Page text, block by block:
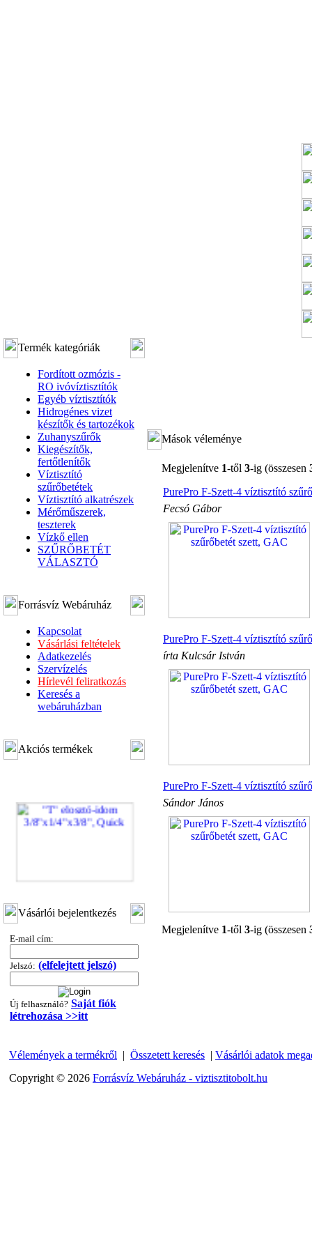
Termék kategóriák
Fordított ozmózis -
RO ivóvíztisztítók
Egyéb víztisztítók
Hidrogénes vizet
készítők és tartozékok
Zuhanyszűrők
Kiegészítők,
fertőtlenítők
Víztisztító
szűrőbetétek
Víztisztító alkatrészek
Mérőműszerek,
teszterek
Vízkő ellen
SZŰRŐBETÉT
VÁLASZTÓ
Forrásvíz Webáruház
Kapcsolat
Vásárlási feltételek
Adatkezelés
Szervízelés
Hírlevél feliratkozás
Keresés a
webáruházban
Akciós termékek
3/8"x1/4"x3/8", Quick
320,-Ft
---------
"T" elosztó-idom
Vásárlói bejelentkezés
E-mail cím:
Jelszó: (elfelejtett jelszó)
Új felhasználó? Saját fiók
létrehozása >>itt
Mások véleménye
Megjelenítve 1-től 3-ig (összesen
PurePro F-Szett-4 víztisztító
Fecsó Gábor
PurePro F-Szett-4 víztisztító
írta Kulcsár István
PurePro F-Szett-4 víztisztító
Sándor János
Megjelenítve 1-től 3-ig (összesen
Vélemények a termékről | Összetett keresés | Vásárlói adatok
Copyright © 2026 Forrásvíz Webáruház - viztisztitobolt.hu